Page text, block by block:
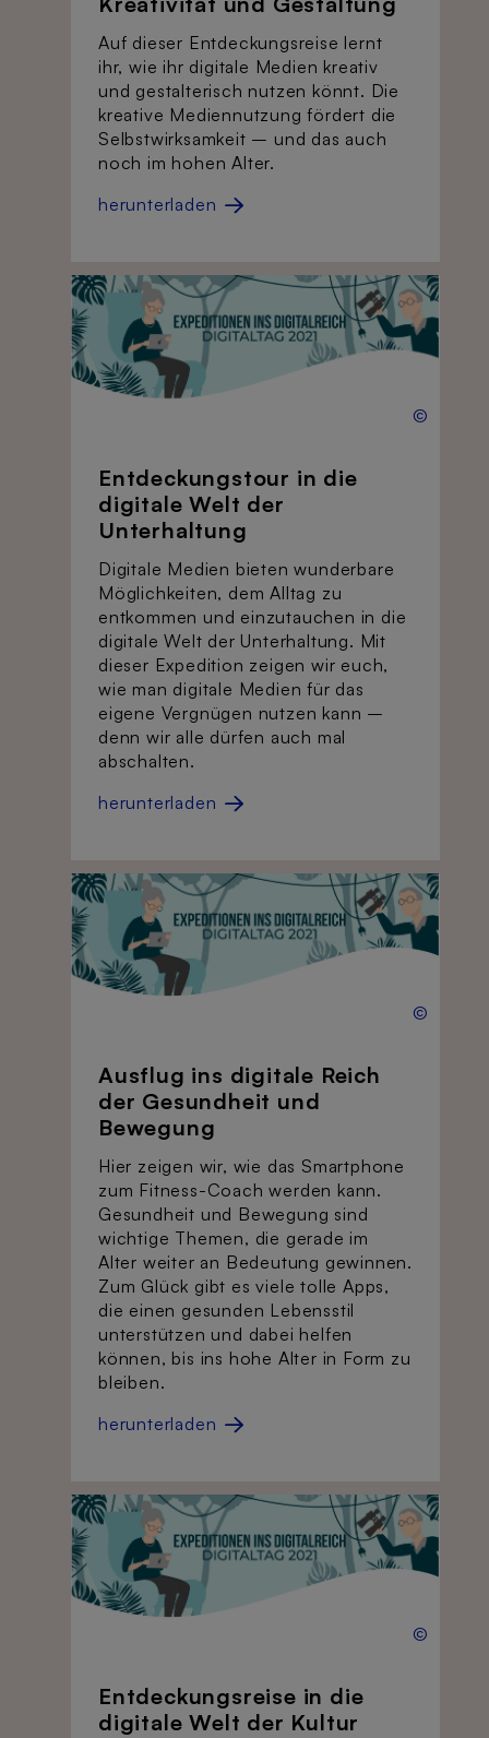
Auf dieser Entdeckungsreise lernt
ihr, wie ihr digitale Medien kreativ
und gestalterisch nutzen könnt. Die
kreative Mediennutzung fördert die
Selbstwirksamkeit – und das auch
noch im hohen Alter.
herunterladen
©
Entdeckungstour in die
digitale Welt der
Unterhaltung
Digitale Medien bieten wunderbare
Möglichkeiten, dem Alltag zu
entkommen und einzutauchen in die
digitale Welt der Unterhaltung. Mit
dieser Expedition zeigen wir euch,
wie man digitale Medien für das
eigene Vergnügen nutzen kann –
denn wir alle dürfen auch mal
abschalten.
herunterladen
©
Ausflug ins digitale Reich
der Gesundheit und
Bewegung
Hier zeigen wir, wie das Smartphone
zum Fitness-Coach werden kann.
Gesundheit und Bewegung sind
wichtige Themen, die gerade im
Alter weiter an Bedeutung gewinnen.
Zum Glück gibt es viele tolle Apps,
die einen gesunden Lebensstil
unterstützen und dabei helfen
können, bis ins hohe Alter in Form zu
bleiben.
herunterladen
©
Entdeckungsreise in die
digitale Welt der Kultur